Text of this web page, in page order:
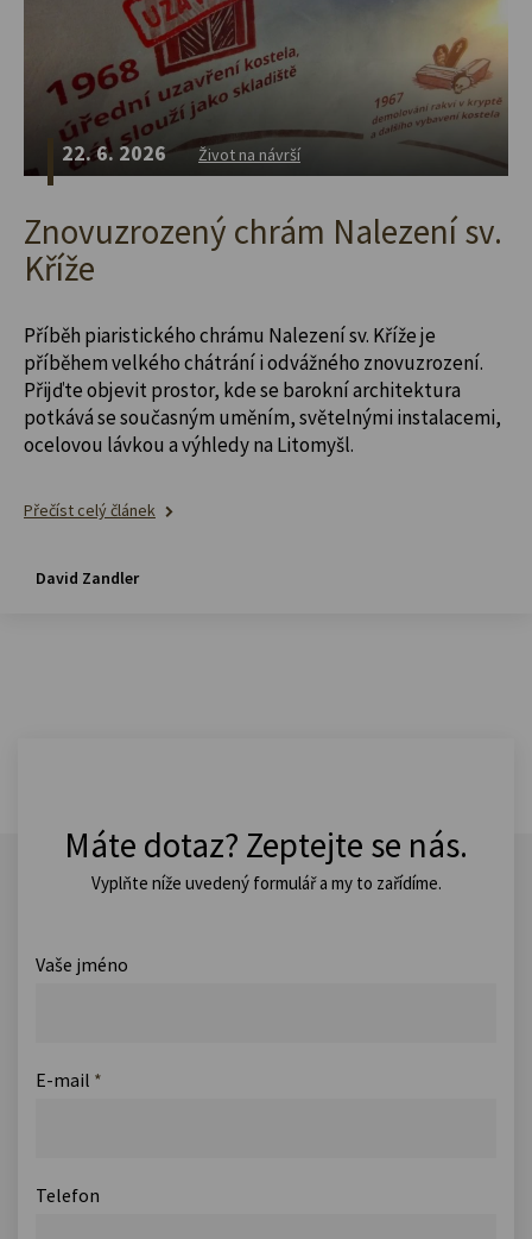
22. 6. 2026 Život na návrší
Znovuzrozený chrám Nalezení sv.
Kříže
Příběh piaristického chrámu Nalezení sv. Kříže je
příběhem velkého chátrání i odvážného znovuzrození.
Přijďte objevit prostor, kde se barokní architektura
potkává se současným uměním, světelnými instalacemi,
ocelovou lávkou a výhledy na Litomyšl.
Přečíst celý článek
David Zandler
Máte dotaz? Zeptejte se nás.
Vyplňte níže uvedený formulář a my to zařídíme.
Vaše jméno
E-mail *
Telefon